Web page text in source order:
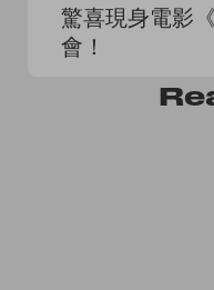
驚喜現身電影
會！